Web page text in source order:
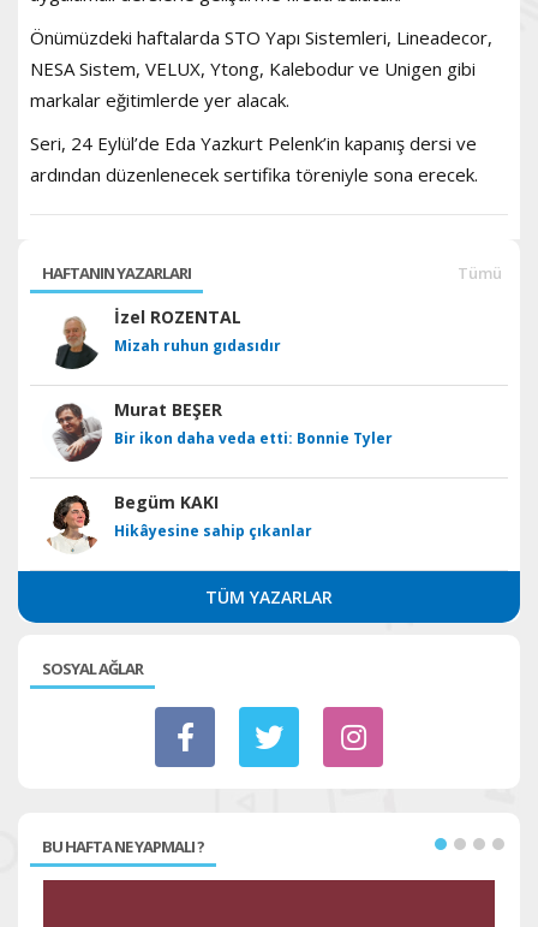
Önümüzdeki haftalarda STO Yapı Sistemleri, Lineadecor,
NESA Sistem, VELUX, Ytong, Kalebodur ve Unigen gibi
markalar eğitimlerde yer alacak.
Seri, 24 Eylül’de Eda Yazkurt Pelenk’in kapanış dersi ve
ardından düzenlenecek sertifika töreniyle sona erecek.
HAFTANIN YAZARLARI Tümü
İzel ROZENTAL
Mizah ruhun gıdasıdır
Murat BEŞER
Bir ikon daha veda etti: Bonnie Tyler
Begüm KAKI
Hikâyesine sahip çıkanlar
TÜM YAZARLAR
SOSYAL AĞLAR
BU HAFTA NE YAPMALI ?